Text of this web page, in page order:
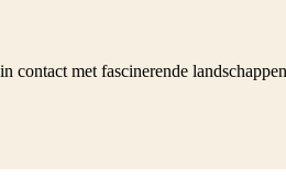
met fascinerende